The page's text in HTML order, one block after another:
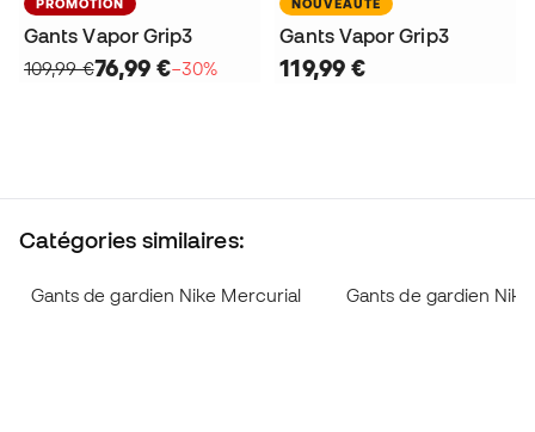
PROMOTION
Gants Vapor Grip3
109,99 €76,99 €−30%
NOUVEAUTÉ
Gants Vapor Grip3
119,99 €
Catégories similaires:
Gants de gardien Nike Mercurial Gants de gardien